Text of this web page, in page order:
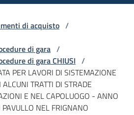
di acquisto /
di gara /
di gara CHIUSI /
PER LAVORI DI SISTEMAZIONE
TRATTI DI STRADE
E NEL CAPOLUOGO - ANNO
NEL FRIGNANO